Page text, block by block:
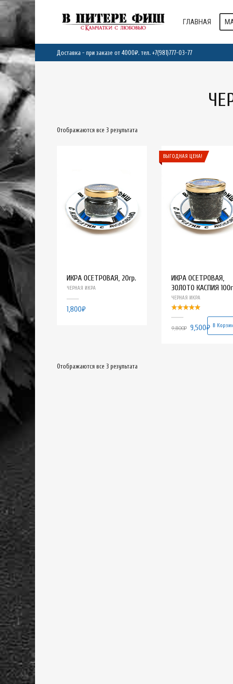
ГЛАВНАЯ
Доставка - при заказе от 4000₽. тел. +7(981)777-03-77
Отображаются все 3 результата
ИКРА ОСЕТРОВАЯ, 20гр.
ЧЕРНАЯ ИКРА
1,800₽
ИКРА ОСЕТРОВАЯ,
ЗОЛОТО КАСПИЯ
ЧЕРНАЯ ИКРА
9,800₽ 9,500₽
ВЫГОДНАЯ ЦЕНА!
В
Отображаются все 3 результата